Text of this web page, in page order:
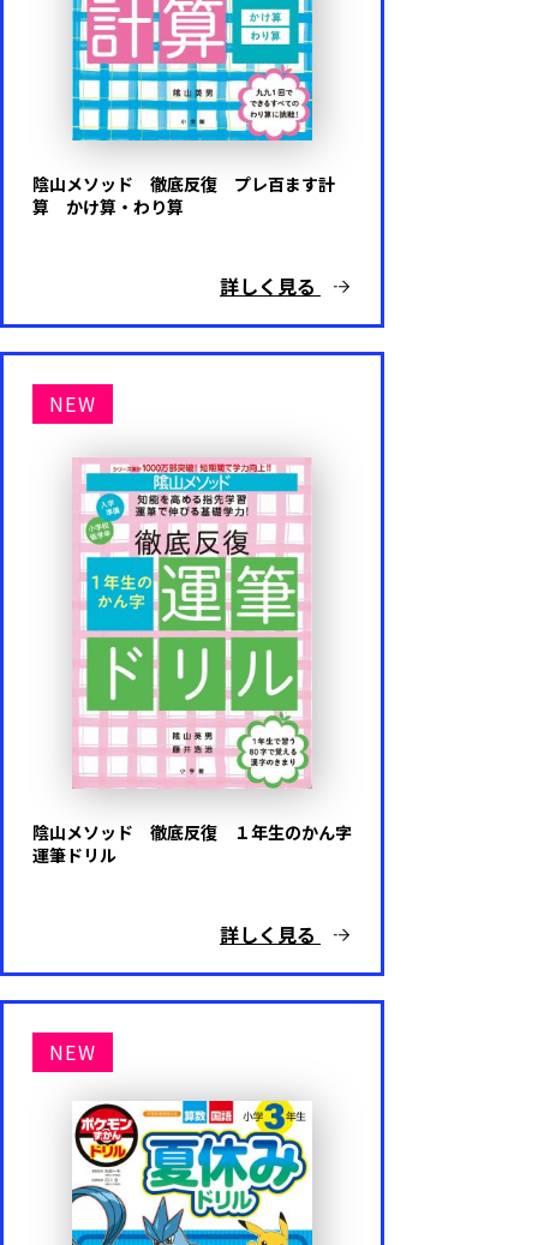
陰山メソッド 徹底反復 プレ百ます計
算 かけ算・わり算
詳しく見る
NEW
陰山メソッド 徹底反復 １年生のかん字
運筆ドリル
詳しく見る
NEW